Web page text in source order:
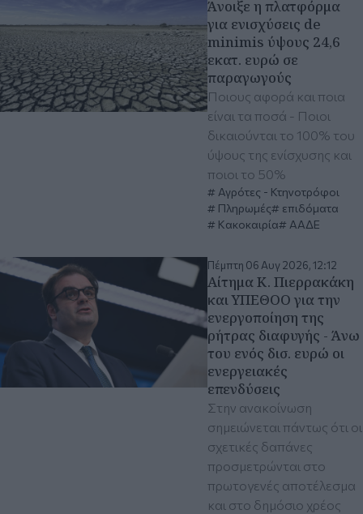
Άνοιξε η πλατφόρμα
για ενισχύσεις de
minimis ύψους 24,6
εκατ. ευρώ σε
παραγωγούς
Ποιους αφορά και ποια
είναι τα ποσά - Ποιοι
δικαιούνται το 100% του
ύψους της ενίσχυσης και
ποιοι το 50%
Αγρότες - Κτηνοτρόφοι
Πληρωμές
επιδόματα
Κακοκαιρία
ΑΑΔΕ
Πέμπτη 06 Αυγ 2026, 12:12
Αίτημα Κ. Πιερρακάκη
και ΥΠΕΘΟΟ για την
ενεργοποίηση της
ρήτρας διαφυγής - Άνω
του ενός δισ. ευρώ οι
ενεργειακές
επενδύσεις
Στην ανακοίνωση
σημειώνεται πάντως ότι οι
σχετικές δαπάνες
προσμετρώνται στο
πρωτογενές αποτέλεσμα
και στο δημόσιο χρέος